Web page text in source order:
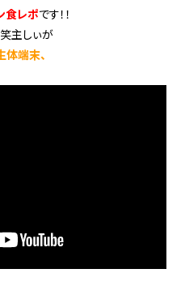
食レポです！！
主しぃが
体端末、